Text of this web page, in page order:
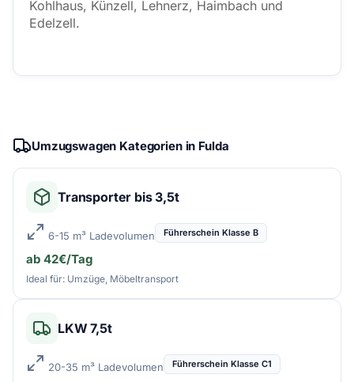
Kohlhaus, Künzell, Lehnerz, Haimbach und
Edelzell.
Umzugswagen Kategorien in Fulda
Transporter bis 3,5t
6-15 m³ Ladevolumen Führerschein Klasse B
ab 42€/Tag
Ideal für: Umzüge, Möbeltransport
LKW 7,5t
20-35 m³ Ladevolumen Führerschein Klasse C1